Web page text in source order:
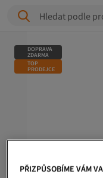
Hledat podle
DOPRAVA
ZDARMA
TOP
PRODEJCE
PŘIZPŮSOBÍME VÁM